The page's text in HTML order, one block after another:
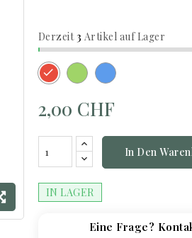
Derzeit3 Artikel auf Lager
Rot Grün Blau
2,00 CHF
In Den
IN LAGER
Eine Frage?